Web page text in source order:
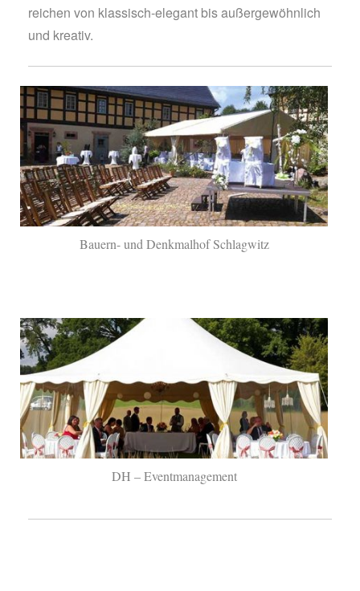
reichen von klassisch-elegant bis außergewöhnlich
und kreativ.
Bauern- und Denkmalhof Schlagwitz
DH – Eventmanagement